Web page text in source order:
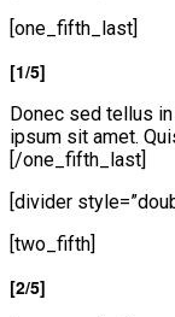
[one_fifth_last]
[1/5]
Donec sed tellus
ipsum sit amet.
[/one_fifth_last]
[divider
[two_fifth]
[2/5]